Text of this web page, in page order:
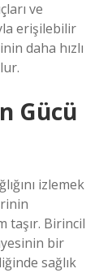
ve
erişilebilir
daha hızlı
Gücü
izlemek
taşır. Birincil
bir
sağlık